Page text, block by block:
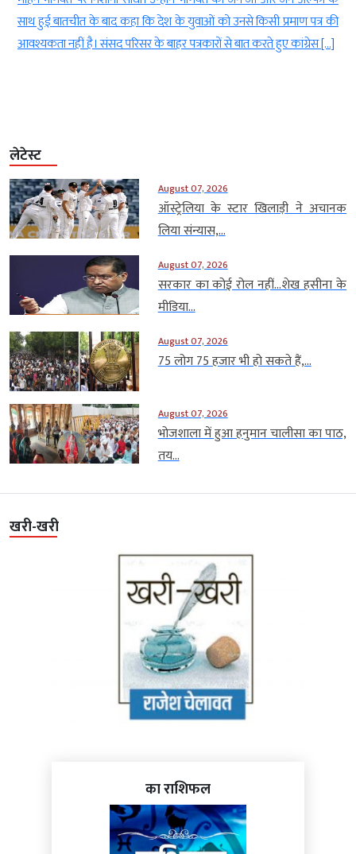
साथ हुई बातचीत के बाद कहा कि देश के युवाओं को उनसे किसी प्रमाण पत्र की
आवश्यकता नहीं है। संसद परिसर के बाहर पत्रकारों से बात करते हुए कांग्रेस […]
लेटेस्ट
August 07, 2026
ऑस्ट्रेलिया के स्टार खिलाड़ी ने अचानक
लिया संन्यास,...
August 07, 2026
सरकार का कोई रोल नहीं…शेख हसीना के
मीडिया...
August 07, 2026
75 लोग 75 हजार भी हो सकते हैं,...
August 07, 2026
भोजशाला में हुआ हनुमान चालीसा का पाठ,
तय...
खरी-खरी
का राशिफल